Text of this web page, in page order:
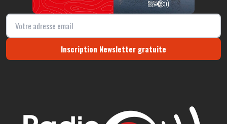
Inscription Newsletter gratuite